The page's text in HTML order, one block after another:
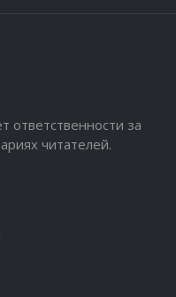
ответственности за
читателей.